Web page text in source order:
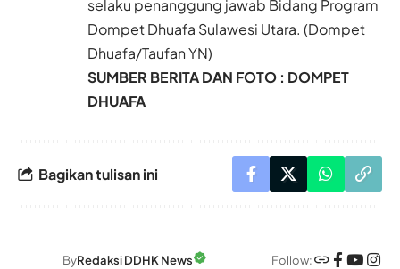
selaku penanggung jawab Bidang Program
Dompet Dhuafa Sulawesi Utara. (Dompet
Dhuafa/Taufan YN)
SUMBER BERITA DAN FOTO : DOMPET
DHUAFA
Bagikan tulisan ini
ByRedaksi DDHK News Follow: